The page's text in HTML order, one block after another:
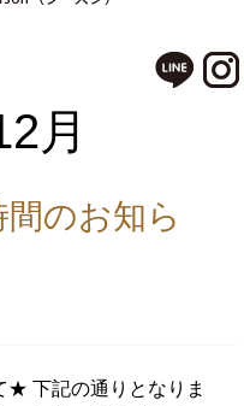
月
のお知ら
下記の通りとなりま